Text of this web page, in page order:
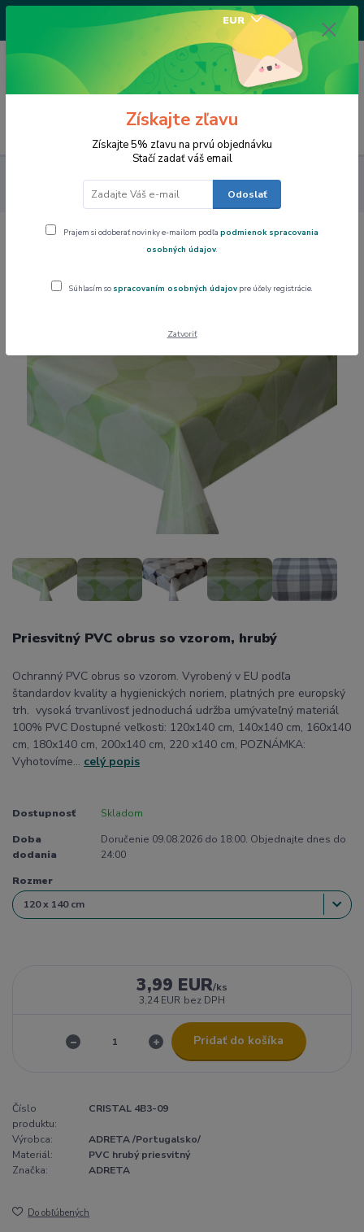
EUR
/Po-Pi 9-17 hod/
0,00 EUR
Dom a byt
PVC obrus priesvitný hrubý so vzorom, rôzne
PVC obrus priesvitný hrubý so vzorom,
Priesvitný PVC obrus so vzorom, hrubý
Ochranný PVC obrus so vzorom. Vyrobený v EU podľa
štandardov kvality a hygienických noriem, platných pre europský
trh. vysoká trvanlivosť jednoduchá udržba umývateľný materiál
100% PVC Dostupné veľkosti: 120x140 cm, 140x140 cm, 160x140
cm, 180x140 cm, 200x140 cm, 220 x140 cm, POZNÁMKA:
Vyhotovíme... celý popis
Dostupnosť Skladom
Doba
dodania
Doručenie 09.08.2026 do 18:00. Objednajte dnes do
24:00
Rozmer
3,99 EUR/ks
3,24 EUR bez DPH
Pridať do košíka
Číslo
produktu:
CRISTAL 4B3-09
Výrobca:
ADRETA /Portugalsko/
Materiál:
PVC hrubý priesvitný
Značka:
ADRETA
Do obľúbených
Získajte zľavu
Získajte 5% zľavu na prvú objednávku
Stačí zadať váš email
Odoslať
Prajem si odoberať novinky e-mailom podľa podmienok spracovania
osobných údajov.
Súhlasím so spracovaním osobných údajov pre účely registrácie.
Zatvoriť